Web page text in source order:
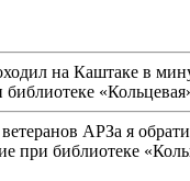
на Каштаке в
АРЗа я
при библиотеке